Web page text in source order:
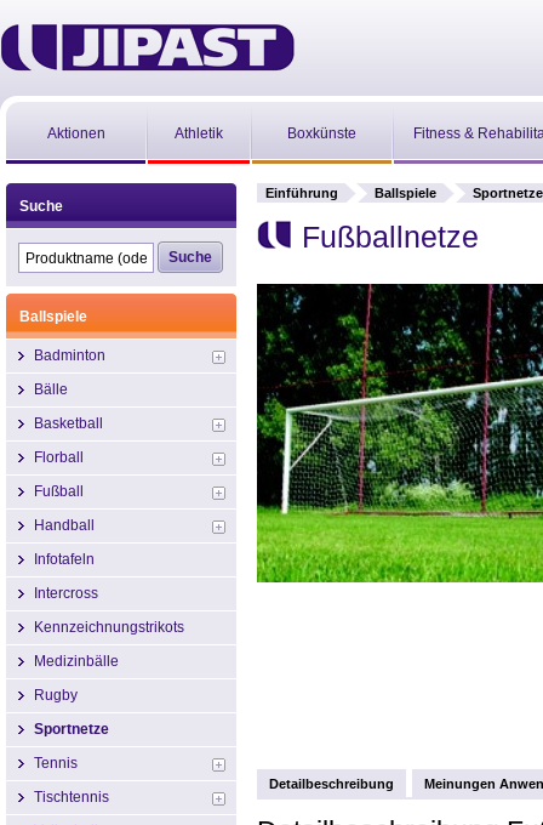
Aktionen Athletik Boxkünste Fitness &
Einführung Ballspiele Sportnetze
Fußballnetze
Detailbeschreibung Meinungen
Suche
Ballspiele
Badminton
Bälle
Basketball
Florball
Fußball
Handball
Infotafeln
Intercross
Kennzeichnungstrikots
Medizinbälle
Rugby
Sportnetze
Tennis
Tischtennis